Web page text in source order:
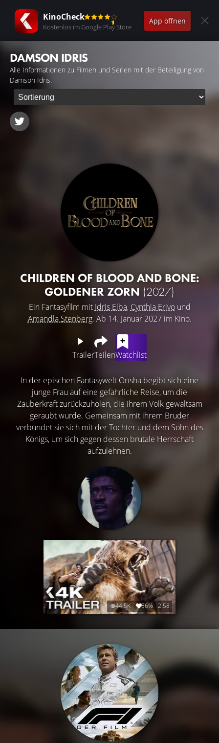
KinoCheck
Kostenlos im Google Play Store
App öffnen
DAMSON IDRIS
Alle Informationen zu Filmen und Serien mit der Beteiligung von
Damson Idris.
CHILDREN OF BLOOD AND BONE:
GOLDENER ZORN (2027)
Ein Fantasyfilm mit Idris Elba, Cynthia Erivound
Amandla Stenberg. Ab 14. Januar 2027 im Kino.
TrailerTeilenWatchlist
In der epischen Fantasywelt Orïsha begibt sich eine
junge Frau auf eine gefährliche Reise, um die
Zauberkraft zurückzuholen, die ihrem Volk gewaltsam
geraubt wurde. Gemeinsam mit ihrem Bruder
verbündet sie sich mit der Tochter und dem Sohn des
Königs, um sich gegen dessen brutale Herrschaft
aufzulehnen.
44.5K 86% 2:58